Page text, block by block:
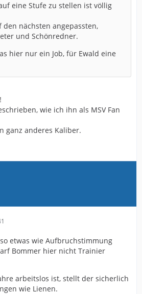
eine Stufe zu stellen ist völlig
den nächsten angepassten,
und Schönredner.
hier nur ein Job, für Ewald eine
wie ich ihn als MSV Fan
ganz anderes Kaliber.
etwas wie Aufbruchstimmung
Bommer hier nicht Trainier
arbeitslos ist, stellt der sicherlich
wie Lienen.